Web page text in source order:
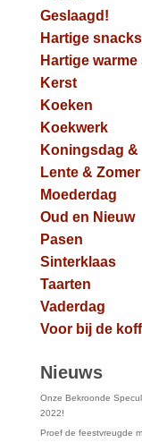
Geslaagd!
Hartige snacks
Hartige
Kerst
Koeken
Koekwerk
Koningsdag &
Lente & Zomer
Moederdag
Oud en Nieuw
Pasen
Sinterklaas
Taarten
Vaderdag
Voor bij de
Nieuws
Onze Bekroonde
2022!
Proef de feestvreugde